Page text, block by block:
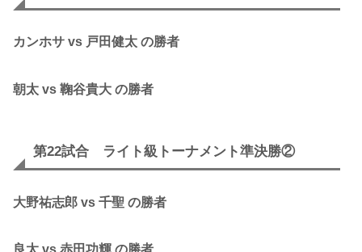
カンホサ vs 戸田健太 の勝者
朝太 vs 鞠谷貴大 の勝者
第22試合 ライト級トーナメント準決勝②
大野祐志郎 vs 千聖 の勝者